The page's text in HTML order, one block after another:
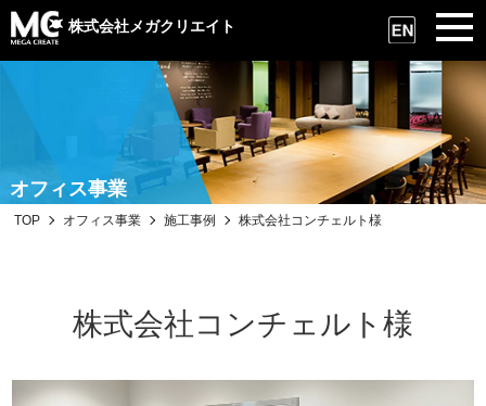
株式会社メガクリエイト
オフィス事業
TOP オフィス事業 施工事例 株式会社コンチェルト様
株式会社コンチェルト様